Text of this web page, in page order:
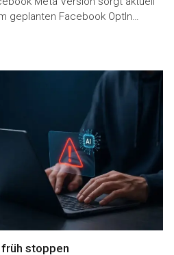
geplanten Facebook OptIn…
stoppen